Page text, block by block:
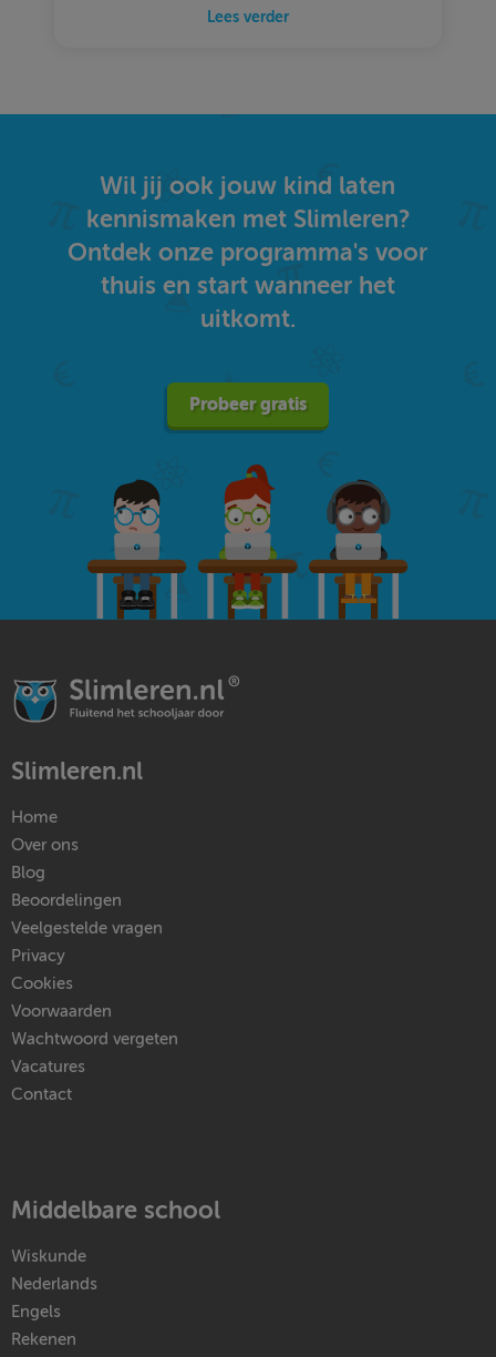
Lees verder
Wil jij ook jouw kind laten
kennismaken met Slimleren?
Ontdek onze programma's voor
thuis en start wanneer het
uitkomt.
Probeer gratis
Slimleren.nl
Home
Over ons
Blog
Beoordelingen
Veelgestelde vragen
Privacy
Cookies
Voorwaarden
Wachtwoord vergeten
Vacatures
Contact
Middelbare school
Wiskunde
Nederlands
Engels
Rekenen